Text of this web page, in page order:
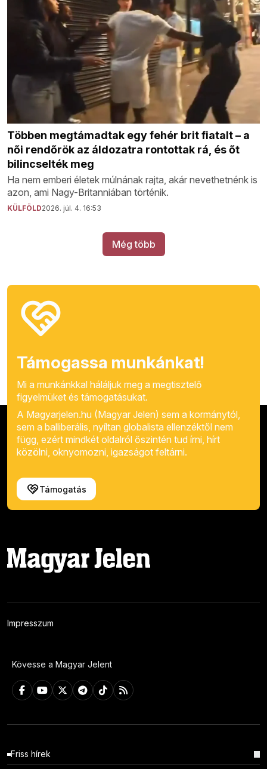
Többen megtámadtak egy fehér brit fiatalt – a
női rendőrök az áldozatra rontottak rá, és őt
bilincselték meg
Ha nem emberi életek múlnának rajta, akár nevethetnénk is
azon, ami Nagy-Britanniában történik.
KÜLFÖLD2026. júl. 4. 16:53
Még több
Támogassa munkánkat!
Mi a munkánkkal háláljuk meg a megtisztelő
figyelmüket és támogatásukat.
A Magyarjelen.hu (Magyar Jelen) sem a kormánytól,
sem a balliberális, nyíltan globalista ellenzéktől nem
függ, ezért mindkét oldalról őszintén tud írni, hírt
közölni, oknyomozni, igazságot feltárni.
Támogatás
Impresszum
Kövesse a Magyar Jelent
Friss hírek